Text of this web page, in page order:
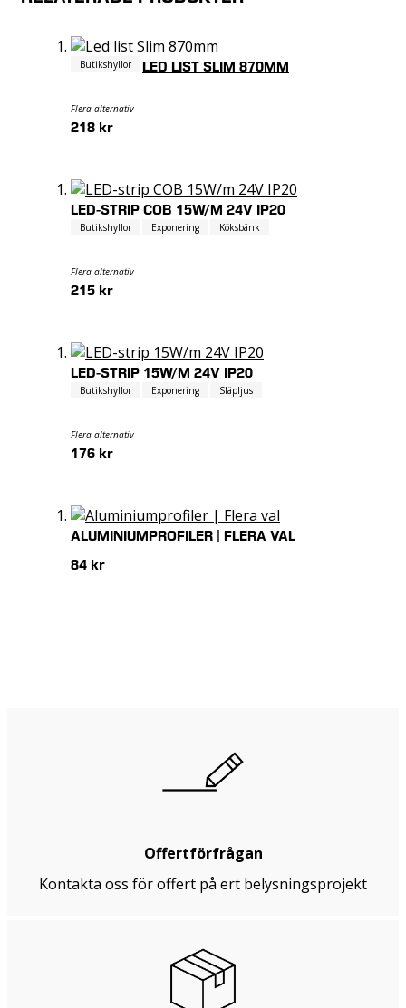
LED LIST SLIM 870MM
Butikshyllor
Flera alternativ
218 kr
LED-STRIP COB 15W/M 24V IP20
Butikshyllor Exponering Köksbänk
Flera alternativ
215 kr
LED-STRIP 15W/M 24V IP20
Butikshyllor Exponering Släpljus
Flera alternativ
176 kr
ALUMINIUMPROFILER | FLERA VAL
84 kr
Offertförfrågan
Kontakta oss för offert på ert belysningsprojekt